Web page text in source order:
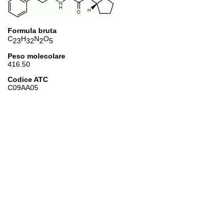
Formula bruta
C23H32N2O5
Peso molecolare
416.50
Codice ATC
C09AA05